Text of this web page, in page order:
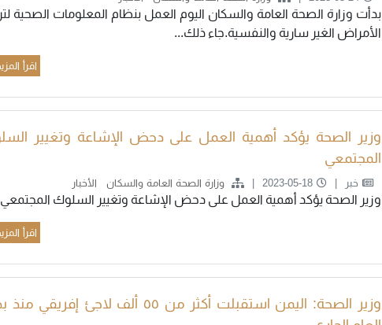
بدأت وزارة الصحة العامة والسكان اليوم العمل بنظام المعلومات الصحية
الأمراض الغير سارية والنفسية.جاء ذلك...
اقرأ
وزير الصحة يؤكد أهمية العمل على دحض الإشاعة وتغيير
المجتمعي
خبر 2023-05-18 وزارة الصحة العامة والسكان الأخبار
وزير الصحة يؤكد أهمية العمل على دحض الإشاعة وتغيير السلوك المجتمعي
اقرأ
وزير الصحة: اليمن استقبلت أكثر من ٥٥ ألف لاجئ إفريقي